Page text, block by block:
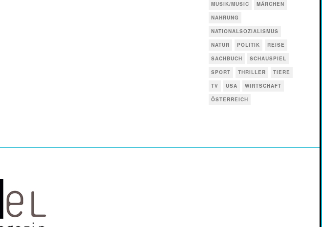
MUSIK/MUSIC
MÄRCHEN
NAHRUNG
NATIONALSOZIALISMUS
NATUR
POLITIK
REISE
SACHBUCH
SCHAUSPIEL
SPORT
THRILLER
TIERE
TV
USA
WIRTSCHAFT
ÖSTERREICH